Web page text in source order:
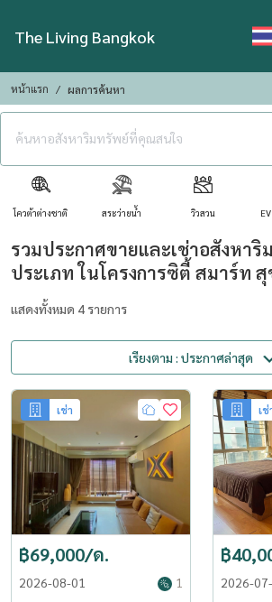
The Living Bangkok
หน้าแรก ผลการค้นหา
โควต้าต่างชาติ สระว่ายน้ำ วิวสวน
รวมประกาศขายและเช่าอสังหา
ประเภท ในโครงการซิตี้ สมาร์ท
แสดงทั้งหมด 4 รายการ
เรียงตาม : ประกาศล่าสุด
เช่า
฿69,000/ด.
2026-08-01 1
เช่
฿
2026-